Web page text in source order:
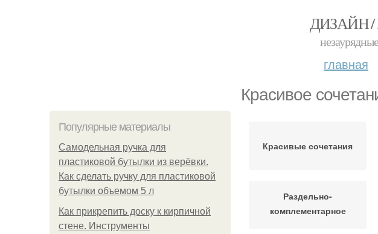
ДИЗАЙН /
главная
Красивое
Популярные материалы
Самодельная ручка для
пластиковой бутылки из верёвки.
Как сделать ручку для пластиковой
бутылки объемом 5 л
Как прикрепить доску к кирпичной
стене. Инструменты
Красивые сочетания
Раздельно-
комплементарное